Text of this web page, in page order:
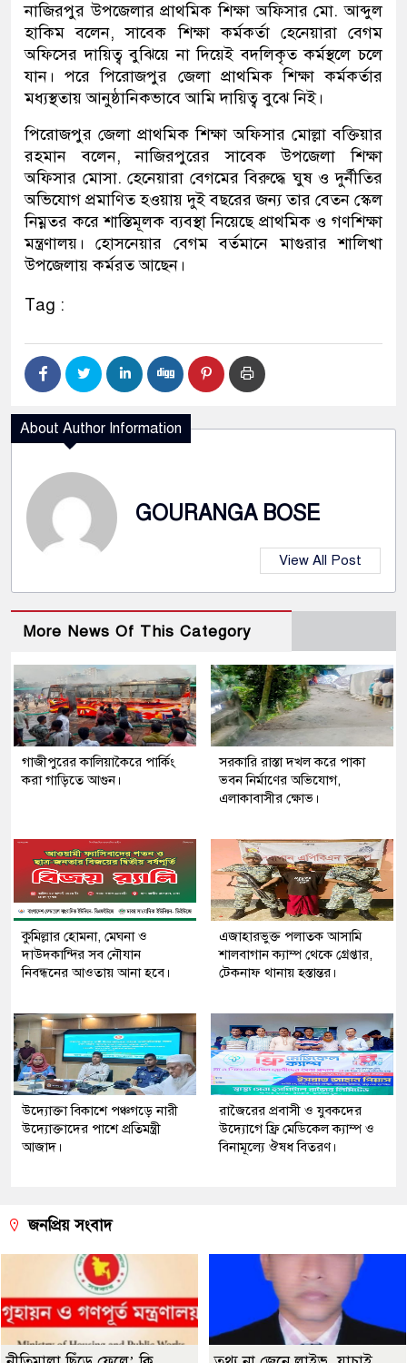
নাজিরপুর উপজেলার প্রাথমিক শিক্ষা অফিসার মো. আব্দুল
হাকিম বলেন, সাবেক শিক্ষা কর্মকর্তা হেনেয়ারা বেগম
অফিসের দায়িত্ব বুঝিয়ে না দিয়েই বদলিকৃত কর্মস্থলে চলে
যান। পরে পিরোজপুর জেলা প্রাথমিক শিক্ষা কর্মকর্তার
মধ্যস্থতায় আনুষ্ঠানিকভাবে আমি দায়িত্ব বুঝে নিই।
পিরোজপুর জেলা প্রাথমিক শিক্ষা অফিসার মোল্লা বক্তিয়ার
রহমান বলেন, নাজিরপুরের সাবেক উপজেলা শিক্ষা
অফিসার মোসা. হেনেয়ারা বেগমের বিরুদ্ধে ঘুষ ও দুর্নীতির
অভিযোগ প্রমাণিত হওয়ায় দুই বছরের জন্য তার বেতন স্কেল
নিম্নতর করে শাস্তিমূলক ব্যবস্থা নিয়েছে প্রাথমিক ও গণশিক্ষা
মন্ত্রণালয়। হোসনেয়ার বেগম বর্তমানে মাগুরার শালিখা
উপজেলায় কর্মরত আছেন।
Tag :
About Author Information
GOURANGA BOSE
View All Post
More News Of This Category
গাজীপুরের কালিয়াকৈরে পার্কিং
করা গাড়িতে আগুন।
সরকারি রাস্তা দখল করে পাকা
ভবন নির্মাণের অভিযোগ,
এলাকাবাসীর ক্ষোভ।
কুমিল্লার হোমনা, মেঘনা ও
দাউদকান্দির সব নৌযান
নিবন্ধনের আওতায় আনা হবে।
এজাহারভুক্ত পলাতক আসামি
শালবাগান ক্যাম্প থেকে গ্রেপ্তার,
টেকনাফ থানায় হস্তান্তর।
উদ্যোক্তা বিকাশে পঞ্চগড়ে নারী
উদ্যোক্তাদের পাশে প্রতিমন্ত্রী
আজাদ।
রাজৈরের‌ প্রবাসী ও যুবকদের
উদ্যোগে ফ্রি মেডিকেল ক্যাম্প ও
বিনামূল্যে ঔষধ বিতরণ।
জনপ্রিয় সংবাদ